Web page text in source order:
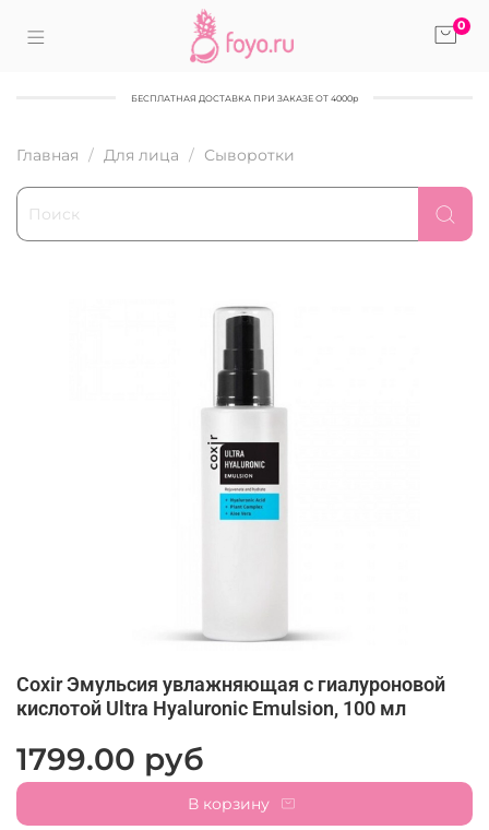
0
БЕСПЛАТНАЯ ДОСТАВКА ПРИ ЗАКАЗЕ ОТ 4000р
Главная Для лица Сыворотки
Coxir Эмульсия увлажняющая с гиалуроновой
кислотой Ultra Hyaluronic Emulsion, 100 мл
1799.00 руб
В корзину